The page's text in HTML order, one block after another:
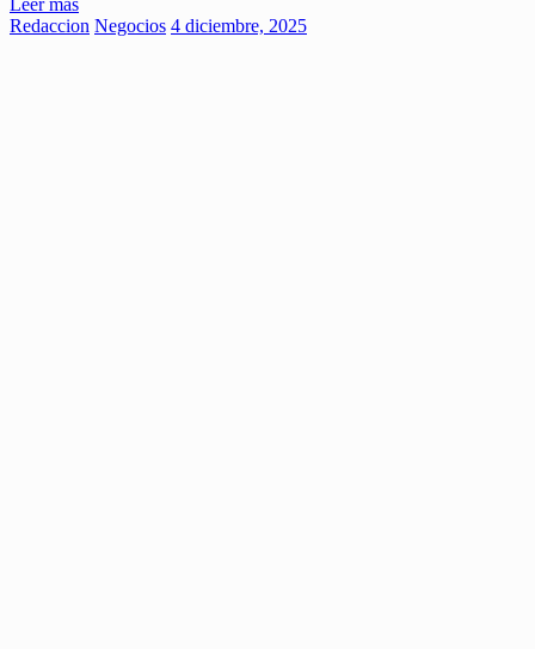
Leer más
Redaccion Negocios 4 diciembre, 2025